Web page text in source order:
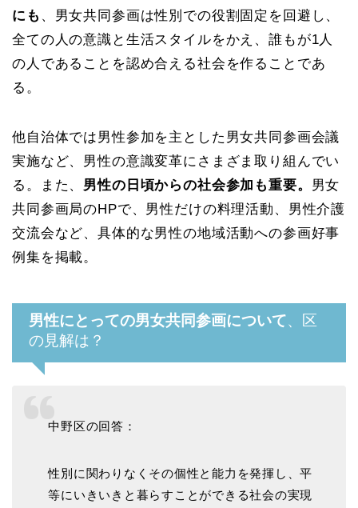
にも 、男女共同参画は性別での役割固定を回避し、
全ての人の意識と生活スタイルをかえ、誰もが1人
の人であることを認め合える社会を作ることであ
る。
他自治体では男性参加を主とした男女共同参画会議
実施など、男性の意識変革にさまざま取り組んでい
る。また、 男性の日頃からの社会参加も重要。 男女
共同参画局のHPで、男性だけの料理活動、男性介護
交流会など、具体的な男性の地域活動への参画好事
例集を掲載。
男性にとっての男女共同参画について、区
の見解は？
中野区の回答：
性別に関わりなくその個性と能力を発揮し、平
等にいきいきと暮らすことができる社会の実現